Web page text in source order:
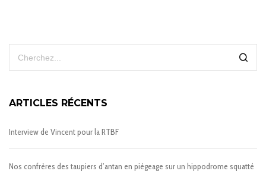
ARTICLES RÉCENTS
Interview de Vincent pour la RTBF
Nos confrères des taupiers d’antan en piégeage sur un hippodrome squatté